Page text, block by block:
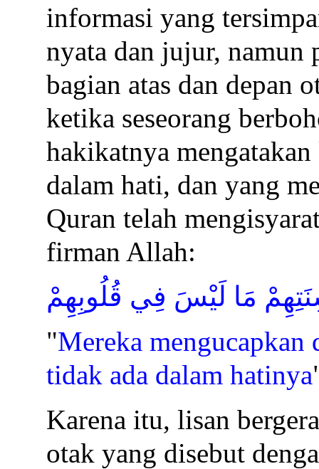
informasi yang
nyata dan jujur, namun
bagian atas dan depan
ketika seseorang
hakikatnya
dalam hati, dan yang
Quran telah
firman Allah:
مَا لَيْسَ فِي قُلُوبِهِمْ
"Mereka mengucapkan
tidak ada dalam hatinya
Karena itu, lisan
otak yang disebut